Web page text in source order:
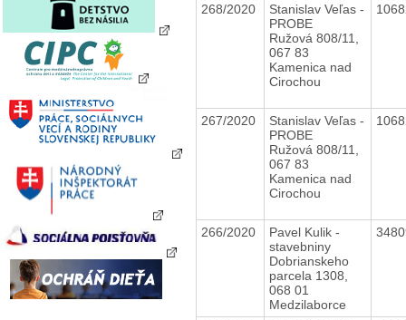
268/2020
Stanislav Veľas -
PROBE
Ružová 808/11,
067 83
Kamenica nad
Cirochou
267/2020
Stanislav Veľas -
PROBE
Ružová 808/11,
067 83
Kamenica nad
Cirochou
266/2020
Pavel Kulik -
stavebniny
Dobrianskeho
parcela 1308,
068 01
Medzilaborce